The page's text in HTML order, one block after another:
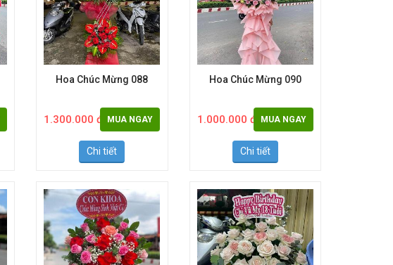
1.300.000 đ MUA NGAY 1.000.000 đ MUA NGAY